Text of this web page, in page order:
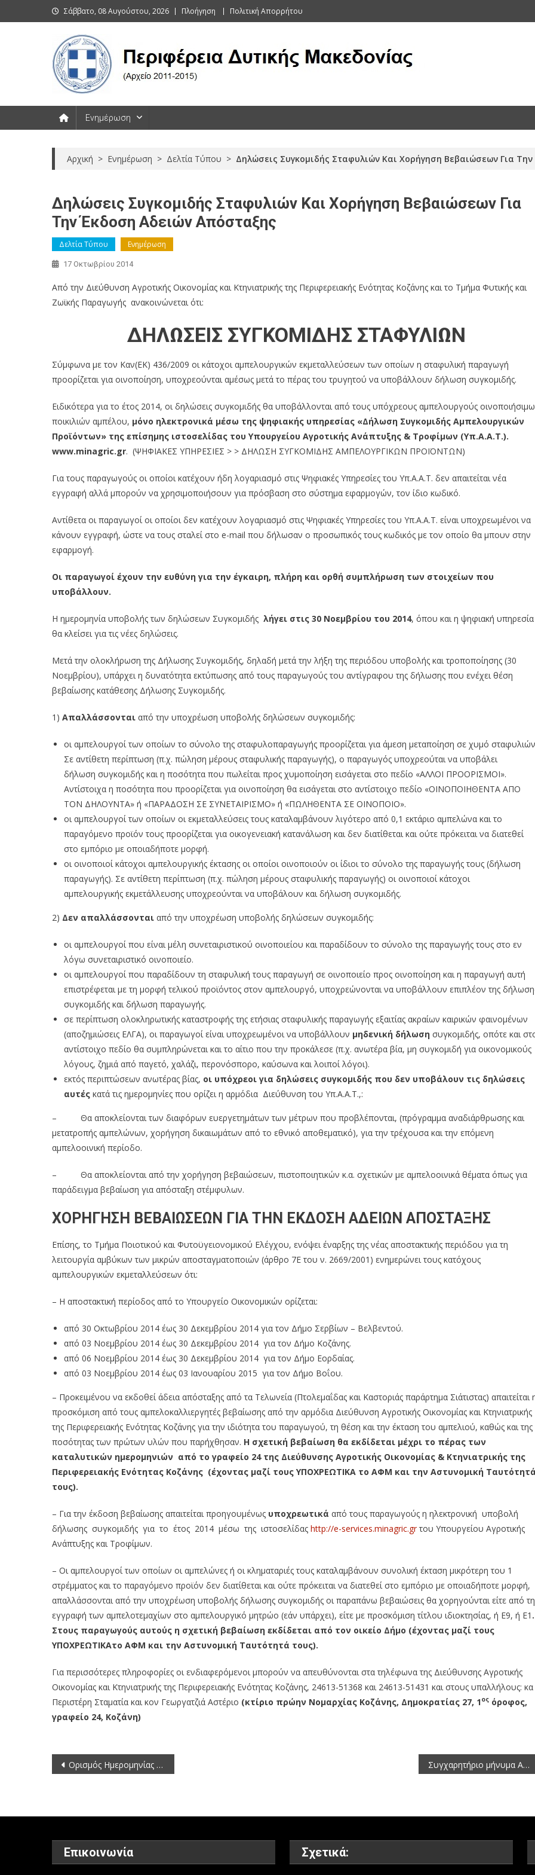
to
Σάββατο, 08 Αυγούστου, 2026 Πλοήγηση Πολιτική Απορρήτου
Περιφέρεια Δυτικής Μακεδονίας (Αρχείο 2011-2015)
Ενημέρωση
Αρχική > Ενημέρωση > Δελτία Τύπου > Δηλώσεις Συγκομιδής Σταφυλιών Και Χορήγηση Βεβαιώσεων Για
Δηλώσεις Συγκομιδής Σταφυλιών Και Χορήγηση Βεβαιώσεων Για
Την Έκδοση Αδειών Απόσταξης
Δελτία Τύπου Ενημέρωση
17 Οκτωβρίου 2014
Από την Διεύθυνση Αγροτικής Οικονομίας και Κτηνιατρικής της Περιφερειακής Ενότητας Κοζάνης και το Τμήμα Φυτικής και
Ζωϊκής Παραγωγής ανακοινώνεται ότι:
ΔΗΛΩΣΕΙΣ ΣΥΓΚΟΜΙΔΗΣ ΣΤΑΦΥΛΙΩΝ
Σύμφωνα με τον Καν(ΕΚ) 436/2009 οι κάτοχοι αμπελουργικών εκμεταλλεύσεων των οποίων η σταφυλική παραγωγή
προορίζεται για οινοποίηση, υποχρεούνται αμέσως μετά το πέρας του τρυγητού να υποβάλλουν δήλωση συγκομιδής.
Ειδικότερα για το έτος 2014, οι δηλώσεις συγκομιδής θα υποβάλλονται από τους υπόχρεους αμπελουργούς
ποικιλιών αμπέλου, μόνο ηλεκτρονικά μέσω της ψηφιακής υπηρεσίας «Δήλωση Συγκομιδής Αμπελουργικών
Προϊόντων» της επίσημης ιστοσελίδας του Υπουργείου Αγροτικής Ανάπτυξης & Τροφίμων (Υπ.Α.Α.Τ.).
www.minagric.gr. (ΨΗΦΙΑΚΕΣ ΥΠΗΡΕΣΙΕΣ > > ΔΗΛΩΣΗ ΣΥΓΚΟΜΙΔΗΣ ΑΜΠΕΛΟΥΡΓΙΚΩΝ ΠΡΟΪΟΝΤΩΝ)
Για τους παραγωγούς οι οποίοι κατέχουν ήδη λογαριασμό στις Ψηφιακές Υπηρεσίες του Υπ.Α.Α.Τ. δεν απαιτείται νέα
εγγραφή αλλά μπορούν να χρησιμοποιήσουν για πρόσβαση στο σύστημα εφαρμογών, τον ίδιο κωδικό.
Αντίθετα οι παραγωγοί οι οποίοι δεν κατέχουν λογαριασμό στις Ψηφιακές Υπηρεσίες του Υπ.Α.Α.Τ. είναι υποχρεωμένοι να
κάνουν εγγραφή, ώστε να τους σταλεί στο e-mail που δήλωσαν ο προσωπικός τους κωδικός με τον οποίο θα μπουν στην
εφαρμογή.
Οι παραγωγοί έχουν την ευθύνη για την έγκαιρη, πλήρη και ορθή συμπλήρωση των στοιχείων που
υποβάλλουν.
Η ημερομηνία υποβολής των δηλώσεων Συγκομιδής λήγει στις 30 Νοεμβρίου του 2014, όπου και η ψηφιακή υπηρεσία
θα κλείσει για τις νέες δηλώσεις.
Μετά την ολοκλήρωση της Δήλωσης Συγκομιδής, δηλαδή μετά την λήξη της περιόδου υποβολής και τροποποίησης (30
Νοεμβρίου), υπάρχει η δυνατότητα εκτύπωσης από τους παραγωγούς του αντίγραφου της δήλωσης που ενέχει θέση
βεβαίωσης κατάθεσης Δήλωσης Συγκομιδής.
1) Απαλλάσσονται από την υποχρέωση υποβολής δηλώσεων συγκομιδής:
οι αμπελουργοί των οποίων το σύνολο της σταφυλοπαραγωγής προορίζεται για άμεση μεταποίηση σε χυμό
Σε αντίθετη περίπτωση (π.χ. πώληση μέρους σταφυλικής παραγωγής), ο παραγωγός υποχρεούται να υποβάλει
δήλωση συγκομιδής και η ποσότητα που πωλείται προς χυμοποίηση εισάγεται στο πεδίο «ΑΛΛΟΙ ΠΡΟΟΡΙΣΜΟΙ».
Αντίστοιχα η ποσότητα που προορίζεται για οινοποίηση θα εισάγεται στο αντίστοιχο πεδίο «ΟΙΝΟΠΟΙΗΘΕΝΤΑ ΑΠΟ
ΤΟΝ ΔΗΛΟΥΝΤΑ» ή «ΠΑΡΑΔΟΣΗ ΣΕ ΣΥΝΕΤΑΙΡΙΣΜΟ» ή «ΠΩΛΗΘΕΝΤΑ ΣΕ ΟΙΝΟΠΟΙΟ».
οι αμπελουργοί των οποίων οι εκμεταλλεύσεις τους καταλαμβάνουν λιγότερο από 0,1 εκτάριο αμπελώνα και το
παραγόμενο προϊόν τους προορίζεται για οικογενειακή κατανάλωση και δεν διατίθεται και ούτε πρόκειται να διατεθεί
στο εμπόριο με οποιαδήποτε μορφή.
οι οινοποιοί κάτοχοι αμπελουργικής έκτασης οι οποίοι οινοποιούν οι ίδιοι το σύνολο της παραγωγής τους (δήλωση
παραγωγής). Σε αντίθετη περίπτωση (π.χ. πώληση μέρους σταφυλικής παραγωγής) οι οινοποιοί κάτοχοι
αμπελουργικής εκμετάλλευσης υποχρεούνται να υποβάλουν και δήλωση συγκομιδής.
2) Δεν απαλλάσσονται από την υποχρέωση υποβολής δηλώσεων συγκομιδής:
οι αμπελουργοί που είναι μέλη συνεταιριστικού οινοποιείου και παραδίδουν το σύνολο της παραγωγής τους στο εν
λόγω συνεταιριστικό οινοποιείο.
οι αμπελουργοί που παραδίδουν τη σταφυλική τους παραγωγή σε οινοποιείο προς οινοποίηση και η παραγωγή αυτή
επιστρέφεται με τη μορφή τελικού προϊόντος στον αμπελουργό, υποχρεώνονται να υποβάλλουν επιπλέον της
συγκομιδής και δήλωση παραγωγής.
σε περίπτωση ολοκληρωτικής καταστροφής της ετήσιας σταφυλικής παραγωγής εξαιτίας ακραίων καιρικών φαινομένων
(αποζημιώσεις ΕΛΓΑ), οι παραγωγοί είναι υποχρεωμένοι να υποβάλλουν μηδενική δήλωση συγκομιδής, οπότε και
αντίστοιχο πεδίο θα συμπληρώνεται και το αίτιο που την προκάλεσε (π.χ. ανωτέρα βία, μη συγκομιδή για οικονομικούς
λόγους, ζημιά από παγετό, χαλάζι, περονόσπορο, καύσωνα και λοιποί λόγοι).
εκτός περιπτώσεων ανωτέρας βίας, οι υπόχρεοι για δηλώσεις συγκομιδής που δεν υποβάλουν τις δηλώσεις
αυτές κατά τις ημερομηνίες που ορίζει η αρμόδια Διεύθυνση του Υπ.Α.Α.Τ.,:
– Θα αποκλείονται των διαφόρων ευεργετημάτων των μέτρων που προβλέπονται, (πρόγραμμα αναδιάρθρωσης και
μετατροπής αμπελώνων, χορήγηση δικαιωμάτων από το εθνικό αποθεματικό), για την τρέχουσα και την επόμενη
αμπελοοινική περίοδο.
– Θα αποκλείονται από την χορήγηση βεβαιώσεων, πιστοποιητικών κ.α. σχετικών με αμπελοοινικά θέματα όπως για
παράδειγμα βεβαίωση για απόσταξη στέμφυλων.
ΧΟΡΗΓΗΣΗ ΒΕΒΑΙΩΣΕΩΝ ΓΙΑ ΤΗΝ ΕΚΔΟΣΗ ΑΔΕΙΩΝ ΑΠΟΣΤΑΞΗΣ
Επίσης, το Τμήμα Ποιοτικού και Φυτοϋγειονομικού Ελέγχου, ενόψει έναρξης της νέας αποστακτικής περιόδου για τη
λειτουργία αμβύκων των μικρών αποσταγματοποιών (άρθρο 7Ε του ν. 2669/2001) ενημερώνει τους κατόχους
αμπελουργικών εκμεταλλεύσεων ότι:
– Η αποστακτική περίοδος από το Υπουργείο Οικονομικών ορίζεται:
από 30 Οκτωβρίου 2014 έως 30 Δεκεμβρίου 2014 για τον Δήμο Σερβίων – Βελβεντού.
από 03 Νοεμβρίου 2014 έως 30 Δεκεμβρίου 2014 για τον Δήμο Κοζάνης.
από 06 Νοεμβρίου 2014 έως 30 Δεκεμβρίου 2014 για τον Δήμο Εορδαίας.
από 03 Νοεμβρίου 2014 έως 03 Ιανουαρίου 2015 για τον Δήμο Βοΐου.
– Προκειμένου να εκδοθεί άδεια απόσταξης από τα Τελωνεία (Πτολεμαΐδας και Καστοριάς παράρτημα Σιάτιστας) απαιτείται
προσκόμιση από τους αμπελοκαλλιεργητές βεβαίωσης από την αρμόδια Διεύθυνση Αγροτικής Οικονομίας και Κτηνιατρικής
της Περιφερειακής Ενότητας Κοζάνης για την ιδιότητα του παραγωγού, τη θέση και την έκταση του αμπελιού, καθώς και της
ποσότητας των πρώτων υλών που παρήχθησαν. Η σχετική βεβαίωση θα εκδίδεται μέχρι το πέρας των
καταλυτικών ημερομηνιών από το γραφείο 24 της Διεύθυνσης Αγροτικής Οικονομίας & Κτηνιατρικής της
Περιφερειακής Ενότητας Κοζάνης (έχοντας μαζί τους ΥΠΟΧΡΕΩΤΙΚΑ το ΑΦΜ και την Αστυνομική
τους).
– Για την έκδοση βεβαίωσης απαιτείται προηγουμένως υποχρεωτικά από τους παραγωγούς η ηλεκτρονική υποβολή
δήλωσης συγκομιδής για το έτος 2014 μέσω της ιστοσελίδας http://e-services.minagric.grτου Υπουργείου Αγροτικής
Ανάπτυξης και Τροφίμων.
– Οι αμπελουργοί των οποίων οι αμπελώνες ή οι κληματαριές τους καταλαμβάνουν συνολική έκταση μικρότερη του 1
στρέμματος και το παραγόμενο προϊόν δεν διατίθεται και ούτε πρόκειται να διατεθεί στο εμπόριο με οποιαδήποτε μορφή,
απαλλάσσονται από την υποχρέωση υποβολής δήλωσης συγκομιδής οι παραπάνω βεβαιώσεις θα χορηγούνται είτε από
εγγραφή των αμπελοτεμαχίων στο αμπελουργικό μητρώο (εάν υπάρχει), είτε με προσκόμιση τίτλου ιδιοκτησίας, ή Ε9, ή Ε1 .
Στους παραγωγούς αυτούς η σχετική βεβαίωση εκδίδεται από τον οικείο Δήμο (έχοντας μαζί τους
ΥΠΟΧΡΕΩΤΙΚΑτο ΑΦΜ και την Αστυνομική Ταυτότητά τους).
Για περισσότερες πληροφορίες οι ενδιαφερόμενοι μπορούν να απευθύνονται στα τηλέφωνα της Διεύθυνσης Αγροτικής
Οικονομίας και Κτηνιατρικής της Περιφερειακής Ενότητας Κοζάνης, 24613-51368 και 24613-51431 και στους υπαλλήλους: κα
Περιστέρη Σταματία και κον Γεωργατζιά Αστέριο (κτίριο πρώην Νομαρχίας Κοζάνης, Δημοκρατίας 27, 1ος όροφος,
γραφείο 24, Κοζάνη)
Πλοήγηση
Ορισμός Ημερομηνίας Διενέργειας Εξετάσεων Υποψηφίων Οδοντοτεχνιτών Έτους 2014 Συγχαρητήριο μήνυμα Αντιπεριφερειάρχη Παύλου Τσότσου στην αθλήτρια Γραμματική Χριστίδου
Επικοινωνία Σχετικά: